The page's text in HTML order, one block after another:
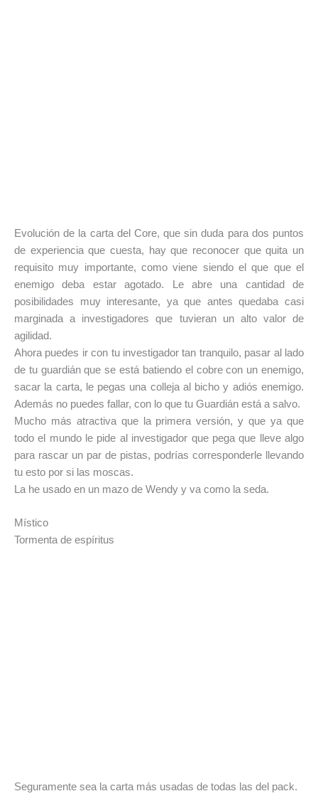
Evolución de la carta del Core, que sin duda para dos puntos
de experiencia que cuesta, hay que reconocer que quita un
requisito muy importante, como viene siendo el que que el
enemigo deba estar agotado. Le abre una cantidad de
posibilidades muy interesante, ya que antes quedaba casi
marginada a investigadores que tuvieran un alto valor de
agilidad.
Ahora puedes ir con tu investigador tan tranquilo, pasar al lado
de tu guardián que se está batiendo el cobre con un enemigo,
sacar la carta, le pegas una colleja al bicho y adiós enemigo.
Además no puedes fallar, con lo que tu Guardián está a salvo.
Mucho más atractiva que la primera versión, y que ya que
todo el mundo le pide al investigador que pega que lleve algo
para rascar un par de pistas, podrías corresponderle llevando
tu esto por si las moscas.
La he usado en un mazo de Wendy y va como la seda.
Místico
Tormenta de espíritus
Seguramente sea la carta más usadas de todas las del pack.